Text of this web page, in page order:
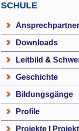
SCHULE
Ansprechpartner
Downloads
Leitbild &
Geschichte
Bildungsgänge
Profile
Projekte|